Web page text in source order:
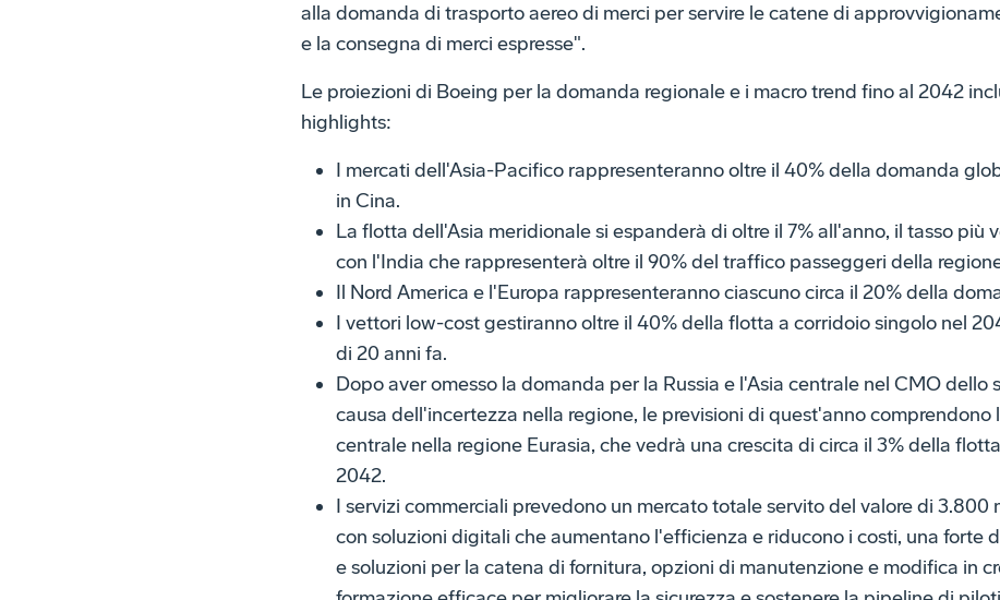
alla domanda di trasporto aereo di merci per servire le catene di
e la consegna di merci espresse".
Le proiezioni di Boeing per la domanda regionale e i macro trend fino al 2042
highlights:
I mercati dell'Asia-Pacifico rappresenteranno oltre il 40% della domanda
in Cina.
La flotta dell'Asia meridionale si espanderà di oltre il 7% all'anno, il tasso più
con l'India che rappresenterà oltre il 90% del traffico passeggeri della
Il Nord America e l'Europa rappresenteranno ciascuno circa il 20% della
I vettori low-cost gestiranno oltre il 40% della flotta a corridoio singolo nel
di 20 anni fa.
Dopo aver omesso la domanda per la Russia e l'Asia centrale nel CMO dello
causa dell'incertezza nella regione, le previsioni di quest'anno comprendono
centrale nella regione Eurasia, che vedrà una crescita di circa il 3% della
2042.
I servizi commerciali prevedono un mercato totale servito del valore di 3.800
con soluzioni digitali che aumentano l'efficienza e riducono i costi, una forte
e soluzioni per la catena di fornitura, opzioni di manutenzione e modifica in